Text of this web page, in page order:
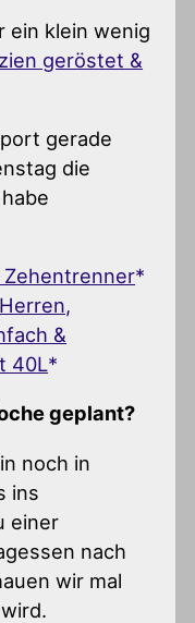
ein klein wenig
geröstet &
gerade
die
Zehentrenner
&
40L
geplant?
noch in
ins
einer
nach
wir mal